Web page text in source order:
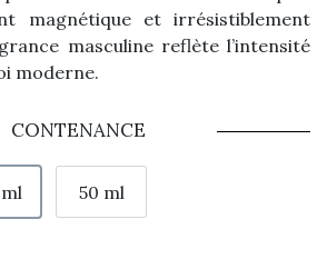
CONTENANCE
50 ml
magnétique et irrésistiblement
masculine reflète l’intensité
moderne.